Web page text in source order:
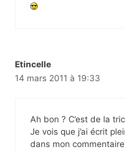
Etincelle
14 mars 2011 à 19:33
Ah bon ? C’est de la
Je vois que j’ai écrit
dans mon